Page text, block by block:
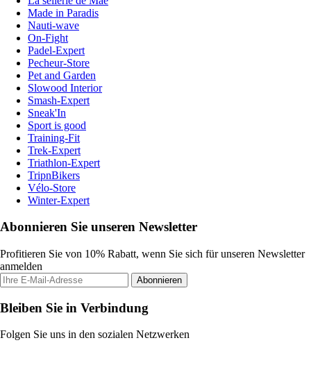
Made in Paradis
Nauti-wave
On-Fight
Padel-Expert
Pecheur-Store
Pet and Garden
Slowood Interior
Smash-Expert
Sneak'In
Sport is good
Training-Fit
Trek-Expert
Triathlon-Expert
TripnBikers
Vélo-Store
Winter-Expert
Abonnieren Sie unseren Newsletter
Profitieren Sie von 10% Rabatt, wenn Sie sich für unseren Newsletter
anmelden
Abonnieren
Bleiben Sie in Verbindung
Folgen Sie uns in den sozialen Netzwerken